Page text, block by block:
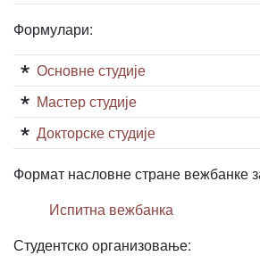
Формулари:
Основне студије
Мастер студије
Докторске студије
Формат насловне стране вежбанке
Испитна вежбанка
Студентско организовање: